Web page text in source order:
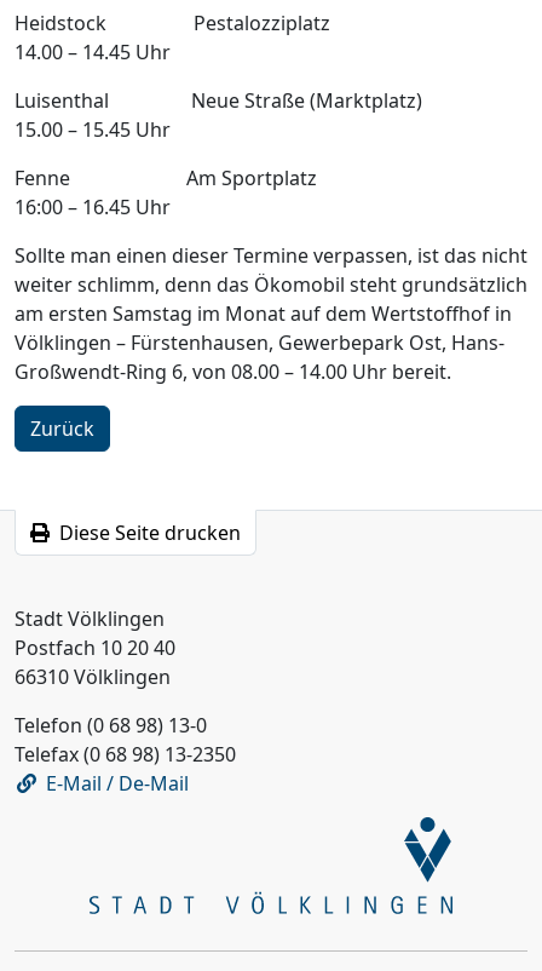
Heidstock Pestalozziplatz
14.00 – 14.45 Uhr
Luisenthal Neue Straße (Marktplatz)
15.00 – 15.45 Uhr
Fenne Am Sportplatz
16:00 – 16.45 Uhr
Sollte man einen dieser Termine verpassen, ist das nicht
weiter schlimm, denn das Ökomobil steht grundsätzlich
am ersten Samstag im Monat auf dem Wertstoffhof in
Völklingen – Fürstenhausen, Gewerbepark Ost, Hans-
Großwendt-Ring 6, von 08.00 – 14.00 Uhr bereit.
Zurück
Diese Seite drucken
Stadt Völklingen
Postfach 10 20 40
66310 Völklingen
Telefon (0 68 98) 13-0
Telefax (0 68 98) 13-2350
E-Mail / De-Mail